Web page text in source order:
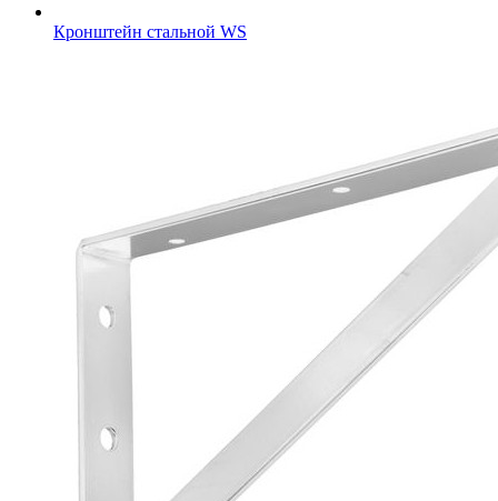
Кронштейн стальной WS